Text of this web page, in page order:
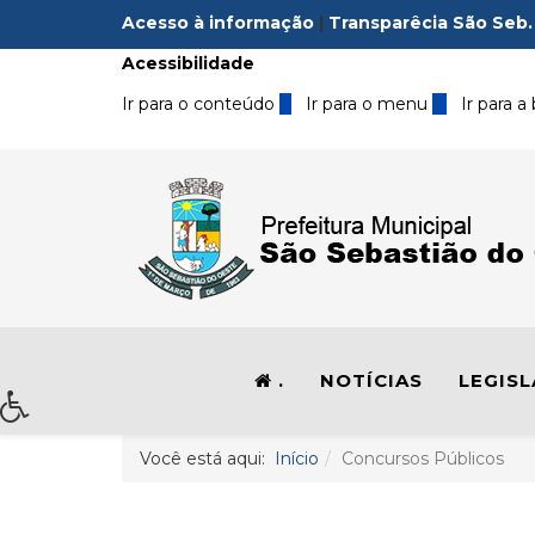
Acesso à informação | Transparêcia São Seb.
Acessibilidade
Ir para o conteúdo 1 Ir para o menu 2 Ir para
. NOTÍCIAS
Você está aqui: Início Concursos Públicos